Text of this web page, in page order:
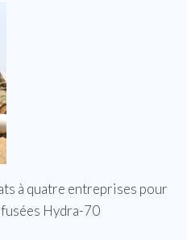
à quatre entreprises pour
Hydra-70